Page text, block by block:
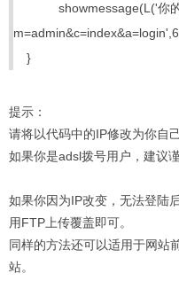
showmessage(L('你的
}
提示：
请将以代码中的IP修改为你自
如果你是adsl拨号用户，建议
如果你因为IP改变，无法登陆
用FTP上传覆盖即可。
同样的方法还可以适用于网站
站。